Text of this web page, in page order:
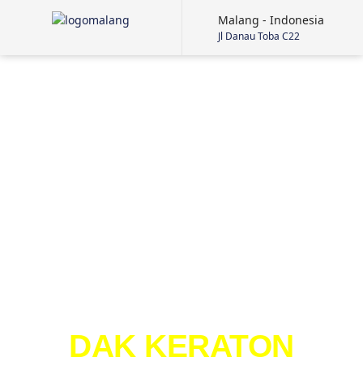
Malang - Indonesia
Jl Danau Toba C22
DAK KERATON